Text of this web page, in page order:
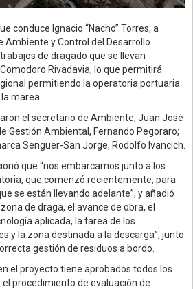
conduce Ignacio “Nacho” Torres, a
Ambiente y Control del Desarrollo
de dragado que se llevan
Rivadavia, lo que permitirá
permitiendo la operatoria portuaria
marea.
el secretario de Ambiente, Juan José
Gestión Ambiental, Fernando Pegoraro;
Senguer-San Jorge, Rodolfo Ivancich.
que “nos embarcamos junto a los
que comenzó recientemente, para
se están llevando adelante”, y añadió
de draga, el avance de obra, el
aplicada, la tarea de los
y la zona destinada a la descarga”, junto
gestión de residuos a bordo.
el proyecto tiene aprobados todos los
procedimiento de evaluación de